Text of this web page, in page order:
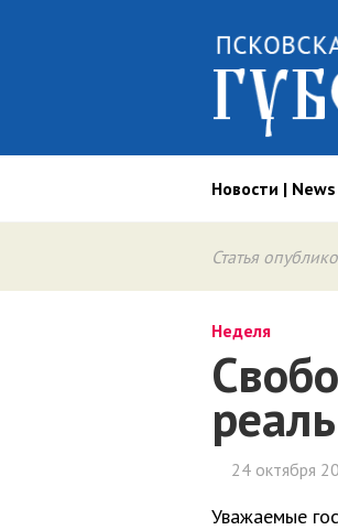
Новости | News
Статья
Неделя
24 октября
Уважаемые